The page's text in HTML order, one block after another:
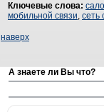
Ключевые слова:
мобильной связи, сеть
наверх
А знаете ли Вы что?